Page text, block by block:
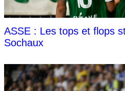
ASSE : Les tops et flops
Sochaux